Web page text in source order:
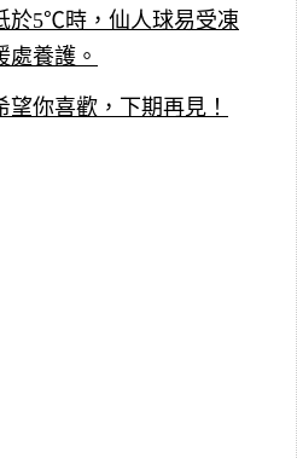
於5℃時，仙人球易受凍
處養護。
你喜歡，下期再見！